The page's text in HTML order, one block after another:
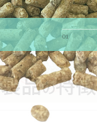
01
製品の特徴